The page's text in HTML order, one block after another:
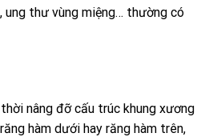
ung thư vùng miệng… thường có
nâng đỡ cấu trúc khung xương
hàm dưới hay răng hàm trên,